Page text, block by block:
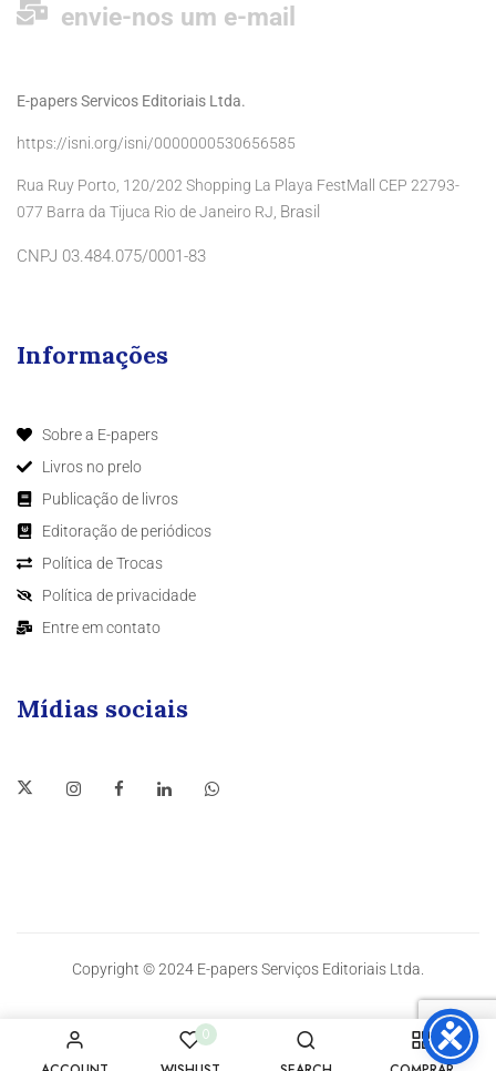
0
envie-nos um e-mail
E-papers Servicos Editoriais Ltda.
https://isni.org/isni/0000000530656585
Rua Ruy Porto, 120/202 Shopping La Playa FestMall CEP 22793-
077 Barra da Tijuca Rio de Janeiro RJ, Brasil
CNPJ 03.484.075/0001-83
Informações
Sobre a E-papers
Livros no prelo
Publicação de livros
Editoração de periódicos
Política de Trocas
Política de privacidade
Entre em contato
Mídias sociais
Copyright © 2024 E-papers Serviços Editoriais Ltda.